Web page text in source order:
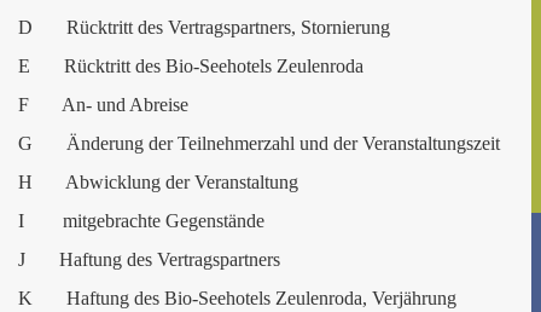
D Rücktritt des Vertragspartners, Stornierung
E Rücktritt des Bio-Seehotels Zeulenroda
F An- und Abreise
G Änderung der Teilnehmerzahl und der Veranstaltungszeit
H Abwicklung der Veranstaltung
I mitgebrachte Gegenstände
J Haftung des Vertragspartners
K Haftung des Bio-Seehotels Zeulenroda, Verjährung